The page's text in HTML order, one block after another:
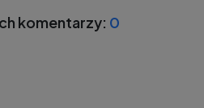
komentarzy: 0